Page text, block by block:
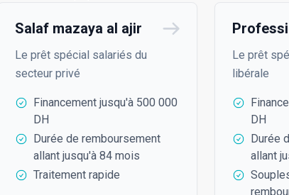
Salaf mazaya al ajir
Le prêt spécial salariés du
secteur privé
Financement jusqu'à 500 000
DH
Durée de remboursement
allant jusqu'à 84 mois
Traitement rapide
Le prêt
libérale
DH
Durée
allant